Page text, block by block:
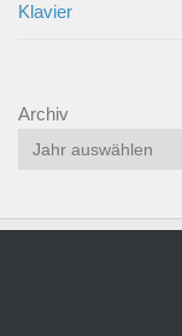
Klavier
Archiv